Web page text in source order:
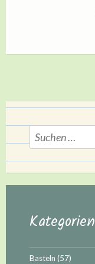
Suchen
nach:
Kategorien
Basteln (57)